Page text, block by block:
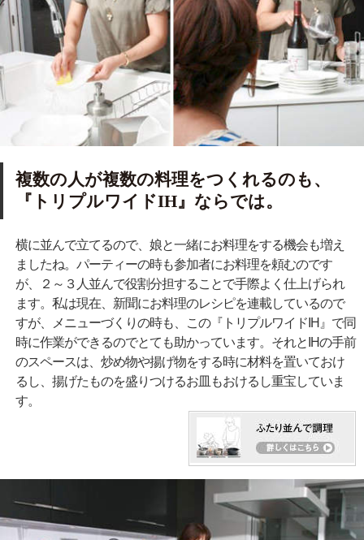
複数の人が複数の料理をつくれるのも、
『トリプルワイドIH』ならでは。
横に並んで立てるので、娘と一緒にお料理をする機会も増え
ましたね。パーティーの時も参加者にお料理を頼むのです
が、２～３人並んで役割分担することで手際よく仕上げられ
ます。私は現在、新聞にお料理のレシピを連載しているので
すが、メニューづくりの時も、この『トリプルワイドIH』で同
時に作業ができるのでとても助かっています。それとIHの手前
のスペースは、炒め物や揚げ物をする時に材料を置いておけ
るし、揚げたものを盛りつけるお皿もおけるし重宝していま
す。